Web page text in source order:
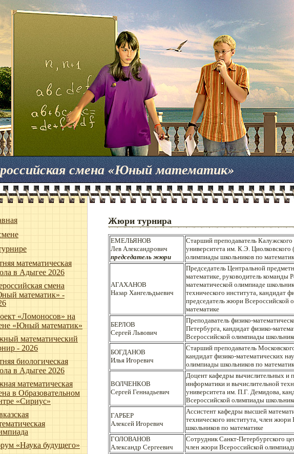
смена «Юный математик»
математическая
в Адыгее 2026
смена
математик» -
«Ломоносов» на
«Юный математик»
математический
- 2026
биологическая
в Адыгее 2026
математическая
в Образовательном
«Сириус»
«Наука будущего»
Жюри турнира
ЕМЕЛЬЯНОВ
Лев Александрович
председатель жюри
Старший преподаватель Калужского
университета им. К.Э.
олимпиады школьников по
АГАХАНОВ
Назар Хангельдыевич
Председатель Центральной
математике, руководитель
математической олимпиаде
технического института, кандидат
председатель жюри Всероссийской
математике
БЕРЛОВ
Сергей Львович
Преподаватель физико-
Петербурга, кандидат физико-
Всероссийской олимпиады
БОГДАНОВ
Илья Игоревич
Старший преподаватель
кандидат физико-математических
олимпиады школьников по
ВОЛЧЕНКОВ
Сергей Геннадьевич
Доцент кафедры вычислительных и
информатики и вычислительной
университета им. П.Г. Демидова,
Всероссийской олимпиады
ГАРБЕР
Алексей Игоревич
Ассистент кафедры высшей
технического института, член
школьников по математике
ГОЛОВАНОВ
Александр Сергеевич
Сотрудник Санкт-Петербургского
член жюри Всероссийской